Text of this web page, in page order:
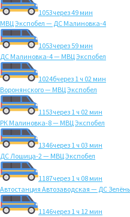
1053через 49 мин
МВЦ Экспобел — ДС Малиновка-4
1053через 59 мин
ДС Малиновка-4 — МВЦ Экспобел
1024бчерез 1 ч 02 мин
Воронянского — МВЦ Экспобел
1153через 1 ч 02 мин
РК Малиновка-8 — МВЦ Экспобел
1346через 1 ч 03 мин
ДС Лошица-2 — МВЦ Экспобел
1187через 1 ч 08 мин
Автостанция Автозаводская — ДС
1146через 1 ч 12 мин